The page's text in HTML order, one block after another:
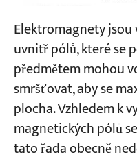
Elektromagnety
uvnitř pólů, které se
předmětem mohou
smršťovat, aby se
plocha. Vzhledem k
magnetických pólů
tato řada obecně